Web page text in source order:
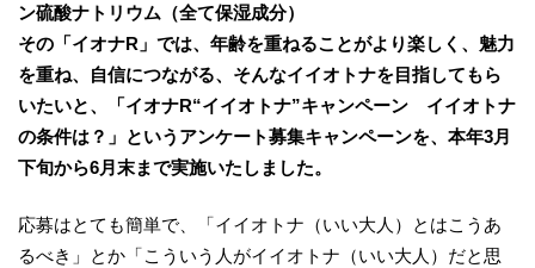
ン硫酸ナトリウム（全て保湿成分）
その「イオナR」では、年齢を重ねることがより楽しく、魅力
を重ね、自信につながる、そんなイイオトナを目指してもら
いたいと、「イオナR“イイオトナ”キャンペーン イイオトナ
の条件は？」というアンケート募集キャンペーンを、本年3月
下旬から6月末まで実施いたしました。
応募はとても簡単で、「イイオトナ（いい大人）とはこうあ
るべき」とか「こういう人がイイオトナ（いい大人）だと思